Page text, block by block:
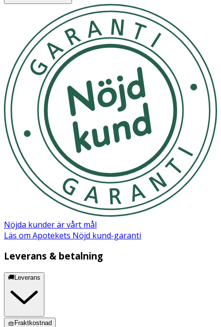
mörkt och svalt
OK för gravida och ammande:
Ingredienser:
Aqua, Aluminum Chlorohydrate, Alcohol Denat,
Dimethicone, Parfum, PEG-40 Hydrogenated Castor Oil,
Hydroxyethylcellulose, Allantoin, Polysorbate 20, PPG-5-
Ceteth-20, Phenoxyethanol, PEG-75 Lanolin,
Ethylhexylglycerin, Tetramethyl
acetyloctahydronaphthalenes, Acetyl Cedrene,
Pogostemon Cablin Oil
Nöjda kunder är vårt mål
Läs om Apotekets Nöjd kund-garanti
Leverans & betalning
🚚Leverans
🧺Fraktkostnad